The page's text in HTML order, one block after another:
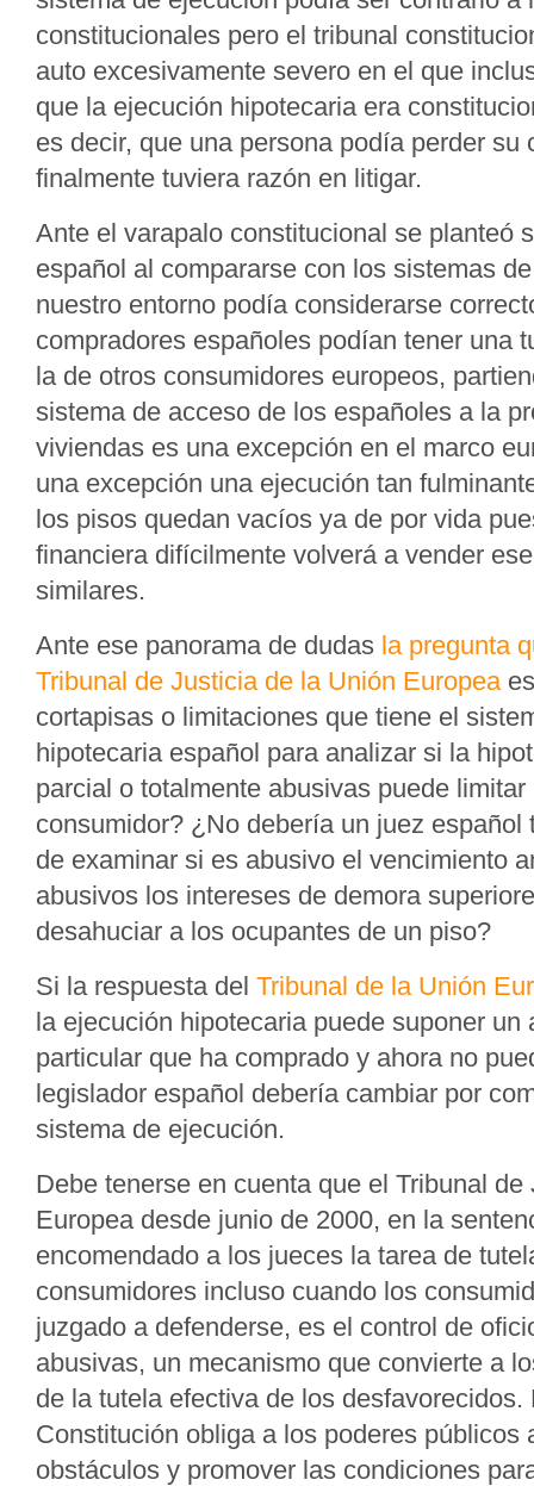
constitucionales pero el tribunal
auto excesivamente severo en el que
que la ejecución hipotecaria era
es decir, que una persona podía perder su
finalmente tuviera razón en litigar.
Ante el varapalo constitucional se planteó
español al compararse con los sistemas
nuestro entorno podía considerarse
compradores españoles podían tener una
la de otros consumidores europeos,
sistema de acceso de los españoles a la
viviendas es una excepción en el marco
una excepción una ejecución tan
los pisos quedan vacíos ya de por vida
financiera difícilmente volverá a vender
similares.
Ante ese panorama de dudas la pregunta
Tribunal de Justicia de la Unión Europea
cortapisas o limitaciones que tiene el
hipotecaria español para analizar si la
parcial o totalmente abusivas puede
consumidor? ¿No debería un juez español
de examinar si es abusivo el vencimiento
abusivos los intereses de demora
desahuciar a los ocupantes de un piso?
Si la respuesta del Tribunal de la Unión
la ejecución hipotecaria puede suponer un
particular que ha comprado y ahora no
legislador español debería cambiar por
sistema de ejecución.
Debe tenerse en cuenta que el Tribunal
Europea desde junio de 2000, en la
encomendado a los jueces la tarea de
consumidores incluso cuando los
juzgado a defenderse, es el control de
abusivas, un mecanismo que convierte a
de la tutela efectiva de los
Constitución obliga a los poderes públicos
obstáculos y promover las condiciones